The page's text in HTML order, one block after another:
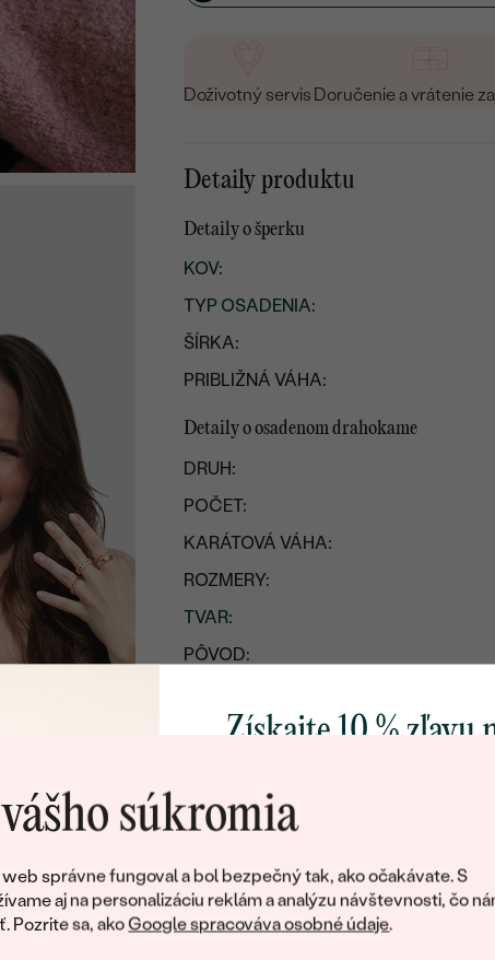
súkromia
správne fungoval a bol bezpečný tak, ako očakávate. S
aj na personalizáciu reklám a analýzu návštevnosti, čo
Pozrite sa, akoGoogle spracováva osobné údaje.
Doživotný servis Doručenie a vrátenie
Detaily produktu
Detaily o šperku
KOV:
TYP OSADENIA:
ŠÍRKA:
PRIBLIŽNÁ VÁHA:
Detaily o osadenom drahokame
DRUH:
POČET:
KARÁTOVÁ VÁHA:
ROZMERY:
TVAR:
PÔVOD:
Získajte 10 % zľavu
poctivo vyrábaných šperkov
Ako darček na privítanie vám
obratom pošleme zľavový kód